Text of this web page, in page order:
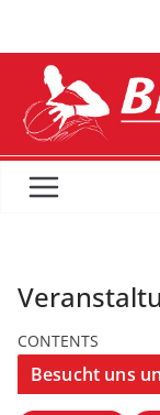
springen
CONTENTS
Besucht uns